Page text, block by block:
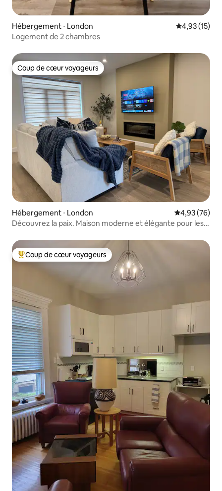
Hébergement ⋅ London Évaluation
4,93 (15)
Logement de 2 chambres
Coup de cœur voyageurs
Coup de cœur voyageurs
Hébergement ⋅ London Évaluation
4,93 (76)
Découvrez la paix. Maison moderne et élégante pour les
Coups de cœur voyageurs les plus appréciés
Coup de cœur voyageurs